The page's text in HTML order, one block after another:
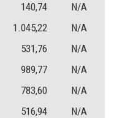
140,74
N/A
1.045,22
N/A
531,76
N/A
989,77
N/A
783,60
N/A
516,94
N/A